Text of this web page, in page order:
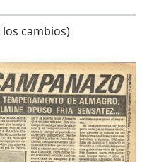
cambios)